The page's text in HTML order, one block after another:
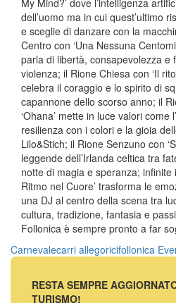
My Mind?’ dove l’intelligenza
dell’uomo ma in cui quest’ultimo
e sceglie di danzare con la
Centro con ‘Una Nessuna
parla di libertà, consapevolezza e
violenza; il Rione Chiesa con ‘Il
celebra il coraggio e lo spirito di
capannone dello scorso anno; il
‘Ohana’ mette in luce valori come
resilienza con i colori e la gioia
Lilo&Stich; il Rione Senzuno con
leggende dell’Irlanda celtica tra
notte di magia e speranza; infinite
Ritmo nel Cuore’ trasforma le
una DJ al centro della scena tra
cultura, tradizione, fantasia e
Follonica è sempre pronto a far
Carnevalecarri allegoricifollonica
RESTA SEMPRE
TURISMO!